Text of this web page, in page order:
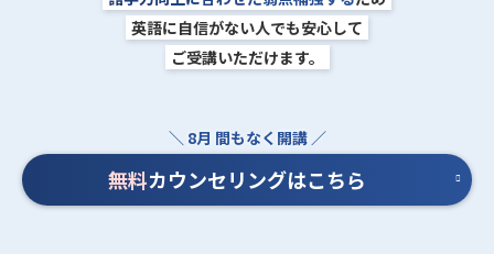
英語に自信がない人でも安心して
ご受講いただけます。
無料カウンセリングはこちら